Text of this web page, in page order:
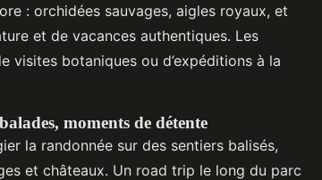
: orchidées sauvages, aigles royaux, et
et de vacances authentiques. Les
visites botaniques ou d’expéditions à la
moments de détente
la randonnée sur des sentiers balisés,
et châteaux. Un road trip le long du parc